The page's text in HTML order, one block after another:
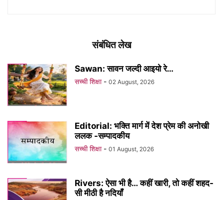
संबंधित लेख
Sawan: सावन जल्दी आइयो रे…
सच्ची शिक्षा - 02 August, 2026
Editorial: भक्ति मार्ग में देश प्रेम की अनोखी
ललक -सम्पादकीय
सच्ची शिक्षा - 01 August, 2026
Rivers: ऐसा भी है… कहीं खारी, तो कहीं शहद-
सी मीठी है नदियाँ